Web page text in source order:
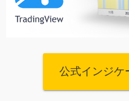
公式インジケ